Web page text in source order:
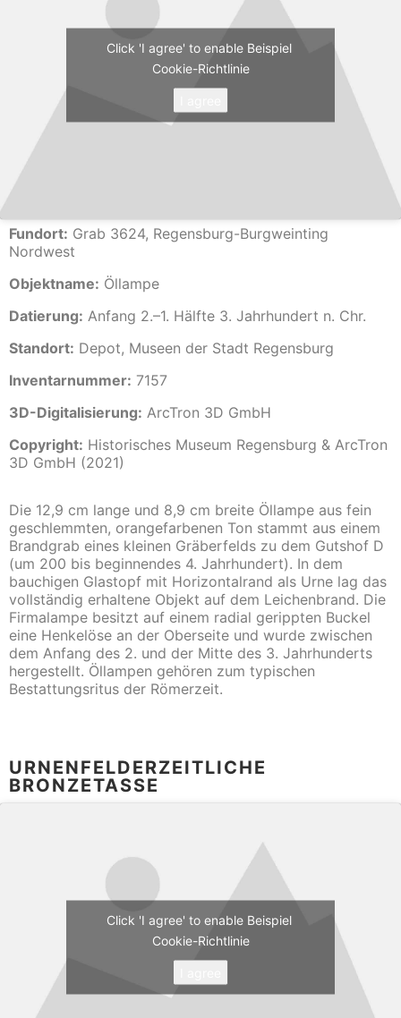
Click 'I agree' to enable Beispiel
Cookie-Richtlinie
Fundort: Grab 3624, Regensburg-Burgweinting
Nordwest
Objektname: Öllampe
Datierung: Anfang 2.–1. Hälfte 3. Jahrhundert n. Chr.
Standort: Depot, Museen der Stadt Regensburg
Inventarnummer: 7157
3D-Digitalisierung: ArcTron 3D GmbH
Copyright: Historisches Museum Regensburg & ArcTron
3D GmbH (2021)
Die 12,9 cm lange und 8,9 cm breite Öllampe aus fein
geschlemmten, orangefarbenen Ton stammt aus einem
Brandgrab eines kleinen Gräberfelds zu dem Gutshof D
(um 200 bis beginnendes 4. Jahrhundert). In dem
bauchigen Glastopf mit Horizontalrand als Urne lag das
vollständig erhaltene Objekt auf dem Leichenbrand. Die
Firmalampe besitzt auf einem radial gerippten Buckel
eine Henkelöse an der Oberseite und wurde zwischen
dem Anfang des 2. und der Mitte des 3. Jahrhunderts
hergestellt. Öllampen gehören zum typischen
Bestattungsritus der Römerzeit.
URNENFELDERZEITLICHE
BRONZETASSE
Click 'I agree' to enable Beispiel
Cookie-Richtlinie